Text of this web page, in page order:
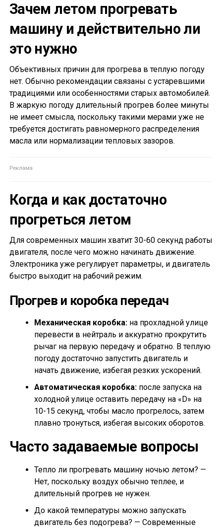
Зачем летом прогревать
машину и действительно ли
это нужно
Объективных причин для прогрева в теплую погоду
нет. Обычно рекомендации связаны с устаревшими
традициями или особенностями старых автомобилей.
В жаркую погоду длительный прогрев более минуты
не имеет смысла, поскольку такими мерами уже не
требуется достигать равномерного распределения
масла или нормализации тепловых зазоров.
Когда и как достаточно
прогреться летом
Для современных машин хватит 30-60 секунд работы
двигателя, после чего можно начинать движение.
Электроника уже регулирует параметры, и двигатель
быстро выходит на рабочий режим.
Прогрев и коробка передач
Механическая коробка:на прохладной улице
перевести в нейтраль и аккуратно прокрутить
рычаг на первую передачу и обратно. В теплую
погоду достаточно запустить двигатель и
начать движение, избегая резких ускорений.
Автоматическая коробка:после запуска на
холодной улице оставить передачу на «D» на
10-15 секунд, чтобы масло прогрелось, затем
плавно тронуться, избегая высоких оборотов.
Часто задаваемые вопросы
Тепло ли прогревать машину ночью летом? —
Нет, поскольку воздух обычно теплее, и
длительный прогрев не нужен.
До какой температуры можно запускать
двигатель без подогрева? — Современные